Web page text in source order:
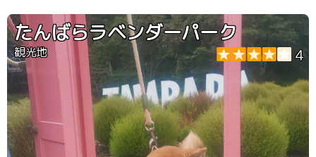
です。 ドッグランもあり。
たんばらラベンダーパーク
観光地 4